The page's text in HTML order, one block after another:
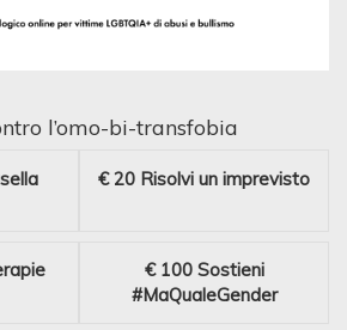
l’omo-bi-transfobia
€ 20 Risolvi un imprevisto
€ 100 Sostieni
#MaQualeGender